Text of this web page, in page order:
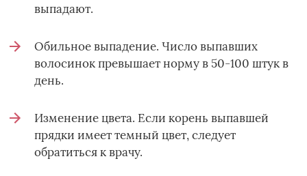
выпадают.
Обильное выпадение. Число выпавших
волосинок превышает норму в 50-100 штук в
день.
Изменение цвета. Если корень выпавшей
прядки имеет темный цвет, следует
обратиться к врачу.